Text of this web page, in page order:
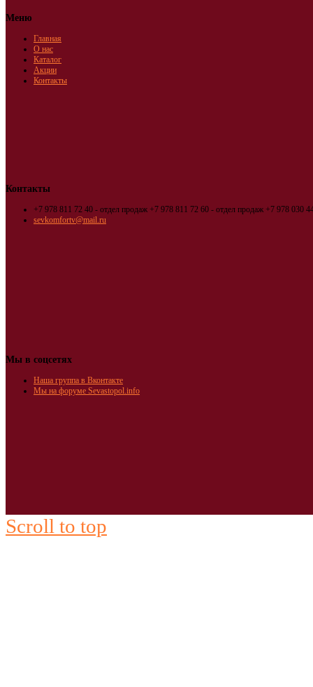
Меню
Главная
О нас
Каталог
Акции
Контакты
Контакты
+7 978 811 72 40 - отдел продаж +7 978 811 72 60 - отдел продаж +7 978 030
sevkomfortv@mail.ru
Мы в соцсетях
Наша группа в Вконтакте
Мы на форуме Sevastopol.info
Scroll to top